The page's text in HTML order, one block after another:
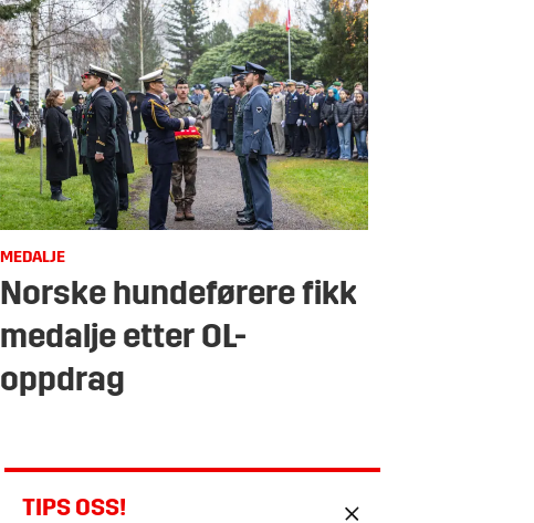
MEDALJE
Norske hundeførere fikk
medalje etter OL-
oppdrag
TIPS OSS!